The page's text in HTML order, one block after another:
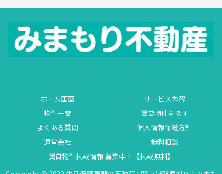
ホーム画面
サービス内容
物件一覧
賃貸物件を探す
よくある質問
個人情報保護方針
運営会社
無料相談
賃貸物件掲載情報 募集中！【掲載無料】